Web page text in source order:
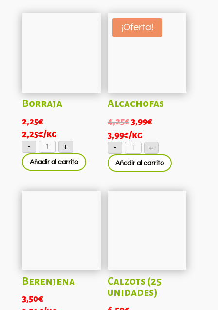
Borraja
2,25€
2,25€/kg
-
Borraja
cantidad+
Añadir al carrito
¡Oferta!
Alcachofas
4,25€El
precio
original
era:
4,25€.
3,99€El
actual
es:
3,99€.
3,99€/kg
-
Alcachofas
cantidad+
Añadir al carrito
Berenjena
3,50€
Calzots (25
unidades)